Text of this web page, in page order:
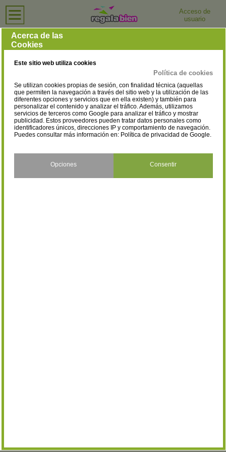
Acceso de
usuario
Profesionales en Córdoba
Selecciona la localidad
Inicio › Profesionales
Córdoba
Acerca de las
Cookies
Este sitio web utiliza cookies
Política de cookies
Se utilizan cookies propias de sesión, con finalidad técnica (aquellas
que permiten la navegación a través del sitio web y la utilización de las
diferentes opciones y servicios que en ella existen) y también para
personalizar el contenido y analizar el tráfico. Además, utilizamos
servicios de terceros como Google para analizar el tráfico y mostrar
publicidad. Estos proveedores pueden tratar datos personales como
identificadores únicos, direcciones IP y comportamiento de navegación.
Puedes consultar más información en: Política de privacidad de Google.
Opciones Consentir